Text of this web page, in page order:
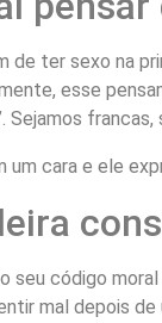
de ter sexo na
esse
Sejamos
um cara e ele
seu código
mal depois